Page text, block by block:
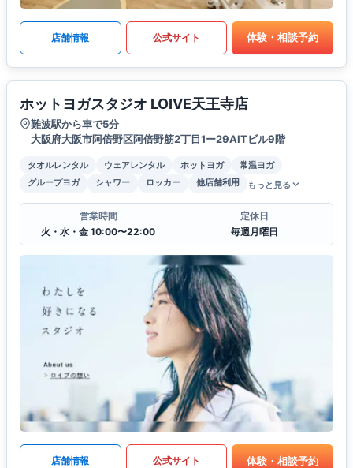
店舗情報 公式サイト 体験・相談予約
ホットヨガスタジオ LOIVE天王寺店
難波駅から車で5分
大阪府大阪市阿倍野区阿倍野筋2丁目1ー29AITビル9階
タオルレンタル ウェアレンタル ホットヨガ
常温ヨガ
グループヨガ
シャワー ロッカー 他店舗利用 もっと見る
営業時間
火・水・金 10:00〜22:00
定休日
毎週月曜日
店舗情報 公式サイト 体験・相談予約